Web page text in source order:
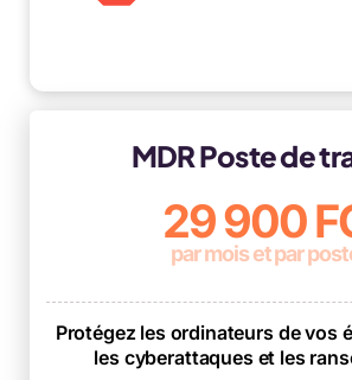
MDR Poste de
29 900
par mois et par
Protégez les ordinateurs de vos
les cyberattaques et les